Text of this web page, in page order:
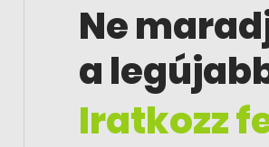
Ne
a
Iratkozz